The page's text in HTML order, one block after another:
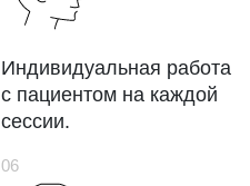
Индивидуальная работа
с пациентом на каждой
сессии.